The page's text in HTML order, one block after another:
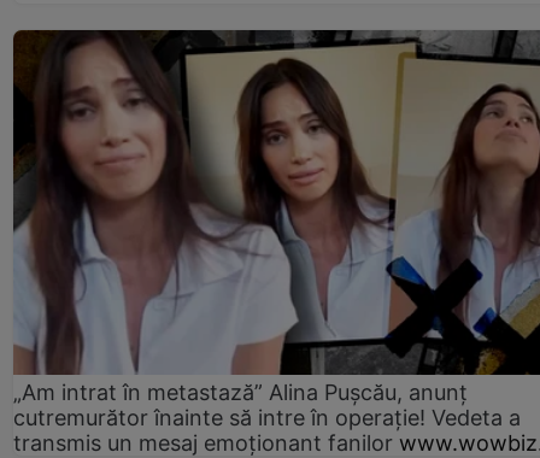
„Am intrat în metastază” Alina Pușcău, anunț
cutremurător înainte să intre în operație! Vedeta a
transmis un mesaj emoționant fanilor